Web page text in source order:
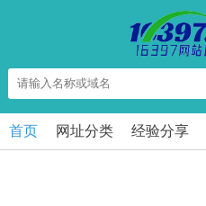
首页 网址分类 经验分享